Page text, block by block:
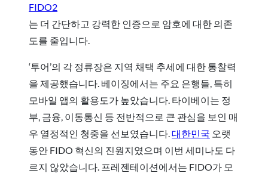
FIDO2
는 더 간단하고 강력한 인증으로 암호에 대한 의존
도를 줄입니다.
‘투어’의 각 정류장은 지역 채택 추세에 대한 통찰력
을 제공했습니다. 베이징에서는 주요 은행들, 특히
모바일 앱의 활용도가 높았습니다. 타이베이는 정
부, 금융, 이동통신 등 전반적으로 큰 관심을 보인 매
우 열정적인 청중을 선보였습니다.대한민국 오랫
동안 FIDO 혁신의 진원지였으며 이번 세미나도 다
르지 않았습니다. 프레젠테이션에서는 FIDO가 모